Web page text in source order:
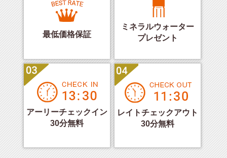
最低価格保証
ミネラルウォーター
プレゼント
アーリーチェックイン
30分無料
レイトチェックアウト
30分無料